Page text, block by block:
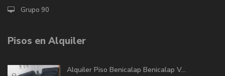
Grupo 90
Pisos en Alquiler
Alquiler Piso Benicalap Benicalap V...